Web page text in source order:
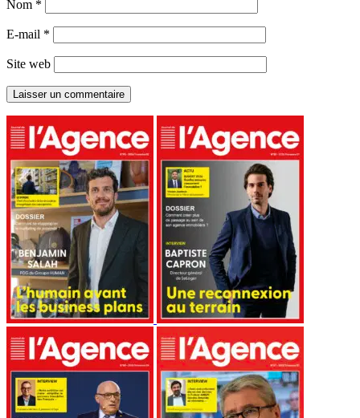
Nom *
E-mail *
Site web